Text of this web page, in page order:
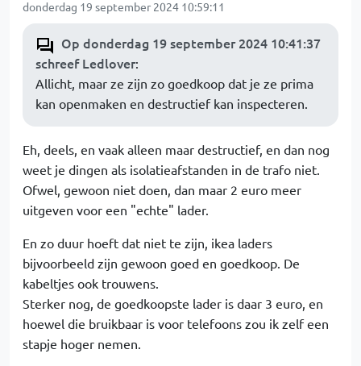
donderdag 19 september 2024 10:59:11
Op donderdag 19 september 2024 10:41:37
schreef Ledlover:
Allicht, maar ze zijn zo goedkoop dat je ze prima
kan openmaken en destructief kan inspecteren.
Eh, deels, en vaak alleen maar destructief, en dan nog
weet je dingen als isolatieafstanden in de trafo niet.
Ofwel, gewoon niet doen, dan maar 2 euro meer
uitgeven voor een "echte" lader.
En zo duur hoeft dat niet te zijn, ikea laders
bijvoorbeeld zijn gewoon goed en goedkoop. De
kabeltjes ook trouwens.
Sterker nog, de goedkoopste lader is daar 3 euro, en
hoewel die bruikbaar is voor telefoons zou ik zelf een
stapje hoger nemen.